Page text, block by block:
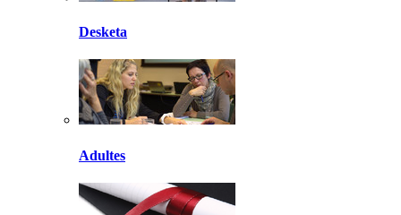
Desketa
Adultes